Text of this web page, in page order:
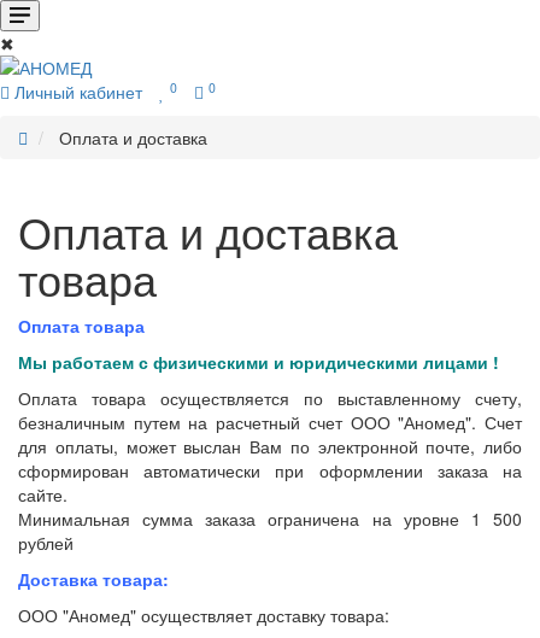
✖
Личный кабинет
0 0
Оплата и доставка
Оплата и доставка
товара
Оплата товара
Мы работаем с физическими и юридическими лицами !
Оплата товара осуществляется по выставленному счету,
безналичным путем на расчетный счет ООО "Аномед". Счет
для оплаты, может выслан Вам по электронной почте, либо
сформирован автоматически при оформлении заказа на
сайте.
Минимальная сумма заказа ограничена на уровне 1 500
рублей
Доставка товара:
ООО "Аномед" осуществляет доставку товара: